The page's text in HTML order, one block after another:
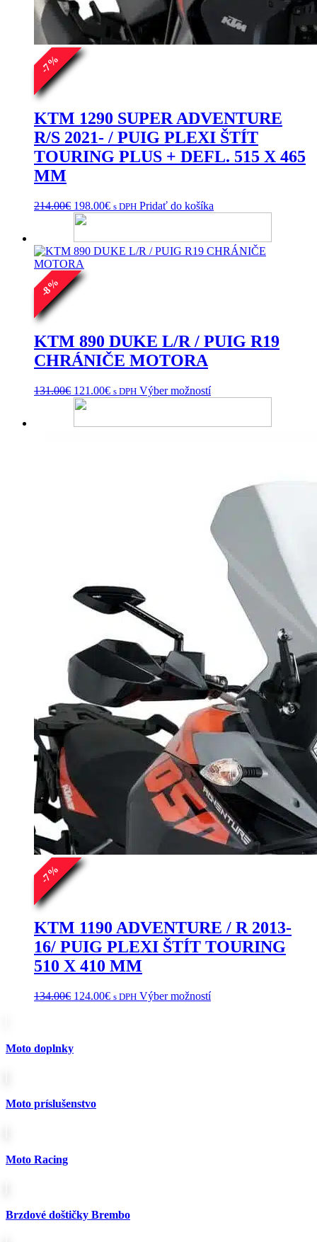
-
7
%
KTM 1290 SUPER ADVENTURE
R/S 2021- / PUIG PLEXI ŠTÍT
TOURING PLUS + DEFL. 515 X 465
MM
214.00€ Pôvodná
cena
214.00€.
198.00€Aktuálna
198.00€.
s DPH Pridať do košíka
-
8
%
KTM 890 DUKE L/R / PUIG R19
CHRÁNIČE MOTORA
131.00€ Pôvodná
cena
131.00€.
121.00€Aktuálna
121.00€.
s DPH Výber možnostíTento
viacero
vybrať
na
stránke
produktu.
-
7
%
KTM 1190 ADVENTURE / R 2013-
16/ PUIG PLEXI ŠTÍT TOURING
510 X 410 MM
134.00€ Pôvodná
124.00€Aktuálna
s DPH Výber možnostíTento
Moto doplnky
Moto príslušenstvo
Moto Racing
Brzdové doštičky Brembo